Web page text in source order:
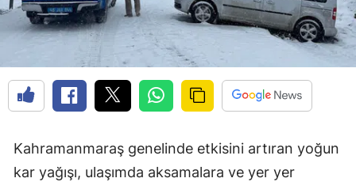
Kahramanmaraş genelinde etkisini artıran yoğun
kar yağışı, ulaşımda aksamalara ve yer yer